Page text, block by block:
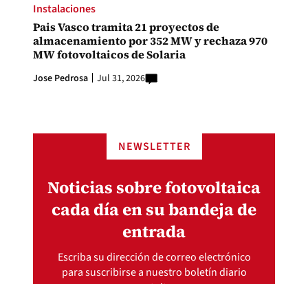
Instalaciones
Pais Vasco tramita 21 proyectos de
almacenamiento por 352 MW y rechaza 970
MW fotovoltaicos de Solaria
Jose Pedrosa Jul 31, 2026
NEWSLETTER
Noticias sobre fotovoltaica
cada día en su bandeja de
entrada
Escriba su dirección de correo electrónico
para suscribirse a nuestro boletín diario